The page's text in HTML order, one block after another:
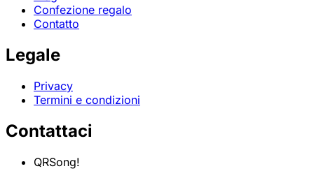
Confezione regalo
Contatto
Legale
Privacy
Termini e condizioni
Contattaci
QRSong!